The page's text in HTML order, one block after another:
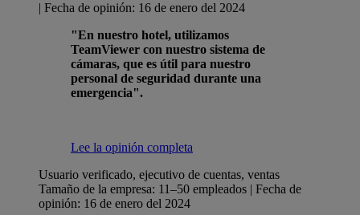
| Fecha de opinión: 16 de enero del 2024
"En nuestro hotel, utilizamos
TeamViewer con nuestro sistema de
cámaras, que es útil para nuestro
personal de seguridad durante una
emergencia".
Lee la opinión completa
Usuario verificado, ejecutivo de cuentas, ventas
Tamaño de la empresa: 11–50 empleados | Fecha de
opinión: 16 de enero del 2024